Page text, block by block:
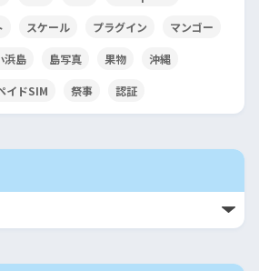
スケール プラグイン マンゴー
浜島 島写真 果物 沖縄
イドSIM 祭事 認証